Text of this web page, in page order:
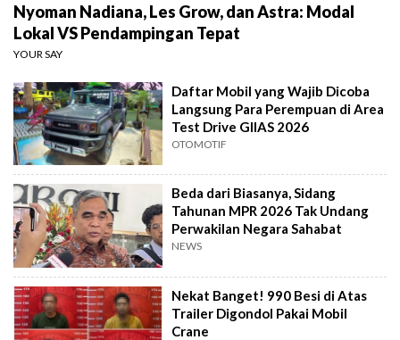
Nyoman Nadiana, Les Grow, dan Astra: Modal
Lokal VS Pendampingan Tepat
YOUR SAY
Daftar Mobil yang Wajib Dicoba
Langsung Para Perempuan di Area
Test Drive GIIAS 2026
OTOMOTIF
Beda dari Biasanya, Sidang
Tahunan MPR 2026 Tak Undang
Perwakilan Negara Sahabat
NEWS
Nekat Banget! 990 Besi di Atas
Trailer Digondol Pakai Mobil
Crane